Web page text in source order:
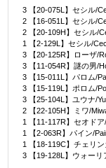
3 【20-075L】セシル/
2 【16-051L】セシル/
2 【20-109H】セシル/
1 【2-129L】セシル/
3 【20-125R】ローザ/
3 【11-054R】謎の男/
3 【15-011L】パロム/
3 【15-119L】ポロム/
3 【25-104L】ユウナ/
2 【22-105H】ミワ/
1 【11-117R】セオド
1 【2-063R】パイン/
1 【18-119C】チェリ
3 【19-128L】ウォー